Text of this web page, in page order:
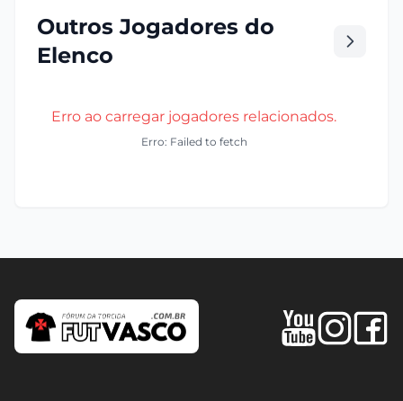
Outros Jogadores do
Elenco
Erro ao carregar jogadores relacionados.
Erro: Failed to fetch